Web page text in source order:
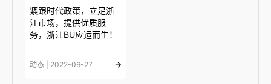
紧跟时代政策，立足浙
江市场，提供优质服
务，浙江BU应运而生！
动态 | 2022-06-27